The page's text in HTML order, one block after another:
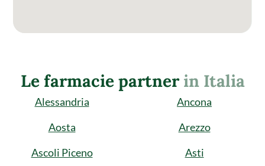
Le farmacie partnerin Italia
Alessandria
Ancona
Aosta
Arezzo
Ascoli Piceno
Asti